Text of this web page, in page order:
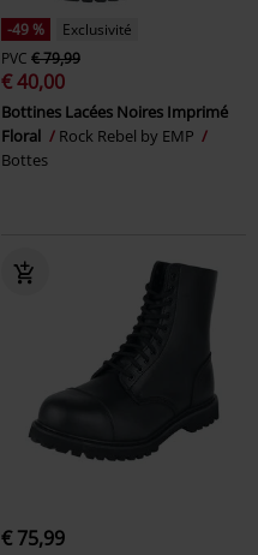
-49 %
Exclusivité
PVC € 79,99
€ 40,00
Bottines Lacées Noires Imprimé
Floral
Rock Rebel by EMP
Bottes
€ 75,99